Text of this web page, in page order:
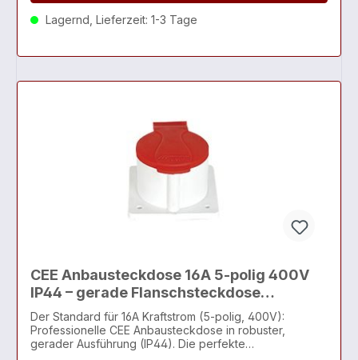
Lagernd, Lieferzeit: 1-3 Tage
CEE Anbausteckdose 16A 5-polig 400V
IP44 – gerade Flanschsteckdose
Weiß/Rot mit Klappdeckel
Der Standard für 16A Kraftstrom (5-polig, 400V):
Professionelle CEE Anbausteckdose in robuster,
gerader Ausführung (IP44). Die perfekte